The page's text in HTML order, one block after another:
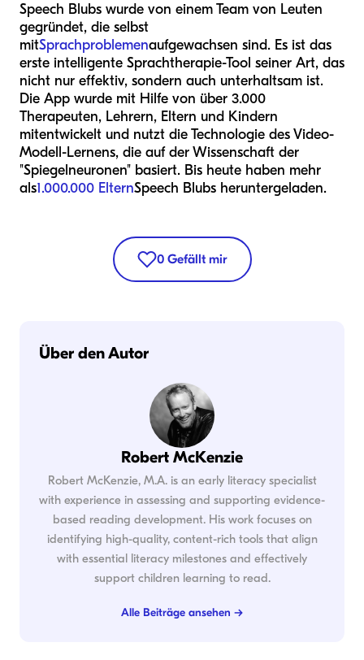
Speech Blubs wurde von einem Team von Leuten
gegründet, die selbst
mitSprachproblemenaufgewachsen sind. Es ist das
erste intelligente Sprachtherapie-Tool seiner Art, das
nicht nur effektiv, sondern auch unterhaltsam ist.
Die App wurde mit Hilfe von über 3.000
Therapeuten, Lehrern, Eltern und Kindern
mitentwickelt und nutzt die Technologie des Video-
Modell-Lernens, die auf der Wissenschaft der
"Spiegelneuronen" basiert. Bis heute haben mehr
als1.000.000 ElternSpeech Blubs heruntergeladen.
0 Gefällt mir
Über den Autor
Robert McKenzie
Robert McKenzie, M.A. is an early literacy specialist
with experience in assessing and supporting evidence-
based reading development. His work focuses on
identifying high-quality, content-rich tools that align
with essential literacy milestones and effectively
support children learning to read.
Alle Beiträge ansehen →